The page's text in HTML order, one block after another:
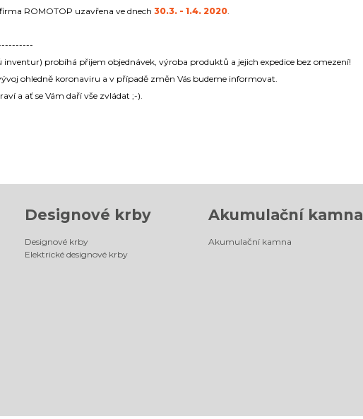
ROMOTOP uzavřena ve dnech30.3. - 1.4. 2020.
probíhá přijem objednávek, výroba produktů a jejich expedice bez omezení!
ohledně koronaviru a v případě změn Vás budeme informovat.
a ať se Vám daří vše zvládat ;-).
Designové krby
Designové krby
Elektrické designové krby
Akumulační kamna
Akumulační kamna